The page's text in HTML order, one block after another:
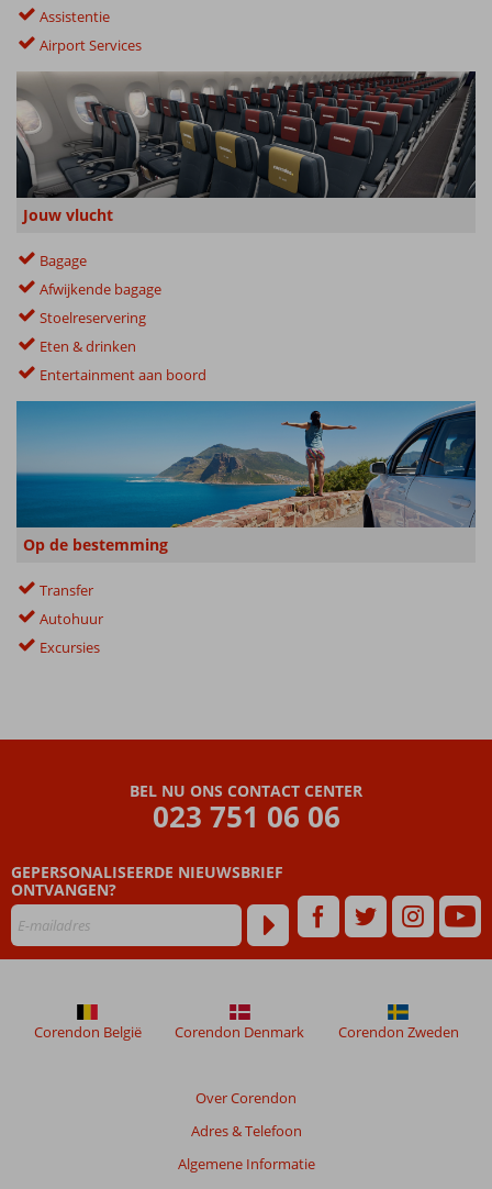
Assistentie
Airport Services
Jouw vlucht
Bagage
Afwijkende bagage
Stoelreservering
Eten & drinken
Entertainment aan boord
Op de bestemming
Transfer
Autohuur
Excursies
BEL NU ONS CONTACT CENTER
023 751 06 06
GEPERSONALISEERDE NIEUWSBRIEF
ONTVANGEN?
Over Corendon
Adres & Telefoon
Algemene Informatie
Corendon België Corendon Denmark Corendon Zweden